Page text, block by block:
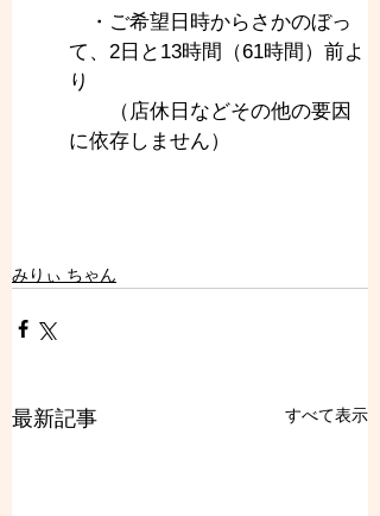
・ご希望日時からさかのぼっ
て、2日と13時間（61時間）前よ
り
（店休日などその他の要因
に依存しません）
みりぃ ちゃん
最新記事 すべて表示